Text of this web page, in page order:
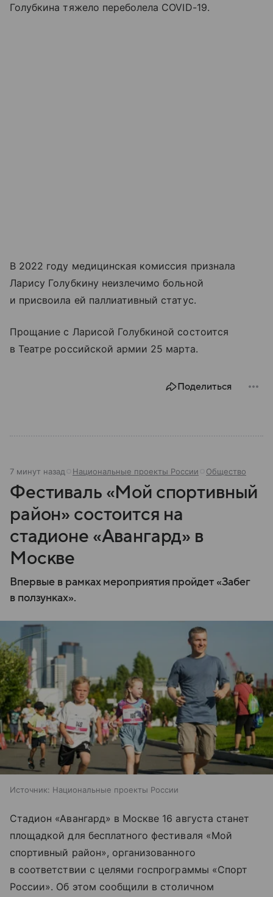
Голубкина тяжело переболела COVID-19.
В 2022 году медицинская комиссия признала
Ларису Голубкину неизлечимо больной
и присвоила ей паллиативный статус.
Прощание с Ларисой Голубкиной состоится
в Театре российской армии 25 марта.
Поделиться
7 минут назад Национальные проекты России Общество
Фестиваль «Мой спортивный
район» состоится на
стадионе «Авангард» в
Москве
Впервые в рамках мероприятия пройдет «Забег
в ползунках».
Источник: Национальные проекты России
Стадион «Авангард» в Москве 16 августа станет
площадкой для бесплатного фестиваля «Мой
спортивный район», организованного
в соответствии с целями госпрограммы «Спорт
России». Об этом сообщили в столичном